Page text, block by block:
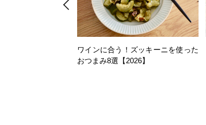
ワインに合う！ズッキーニを使った
おつまみ8選【2026】